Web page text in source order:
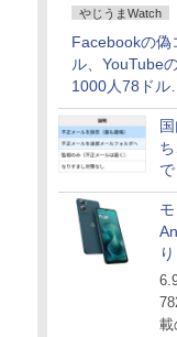
やじうまWatch
Facebookの偽
ル、YouTube
1000人78ドル
価格リストが
ル
載